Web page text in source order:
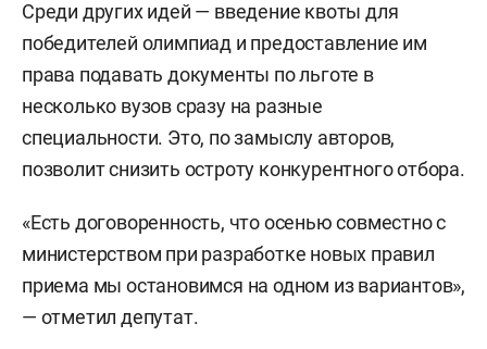
Среди других идей — введение квоты для
победителей олимпиад и предоставление им
права подавать документы по льготе в
несколько вузов сразу на разные
специальности. Это, по замыслу авторов,
позволит снизить остроту конкурентного отбора.
«Есть договоренность, что осенью совместно с
министерством при разработке новых правил
приема мы остановимся на одном из вариантов»,
— отметил депутат.